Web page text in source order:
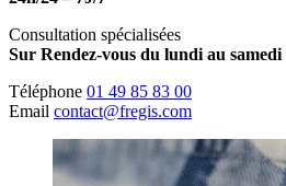
Consultation spécialisées
Sur Rendez-vous du lundi au samedi
Téléphone 01 49 85 83 00
Email contact@fregis.com